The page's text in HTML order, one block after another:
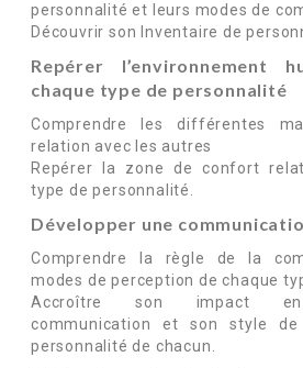
personnalité et leurs modes de
Découvrir son Inventaire de
Repérer l’environnement
chaque type de personnalité
Comprendre les différentes
relation avec les autres
Repérer la zone de confort
type de personnalité.
Développer une
Comprendre la règle de la
modes de perception de chaque
Accroître son impact
communication et son style
personnalité de chacun.